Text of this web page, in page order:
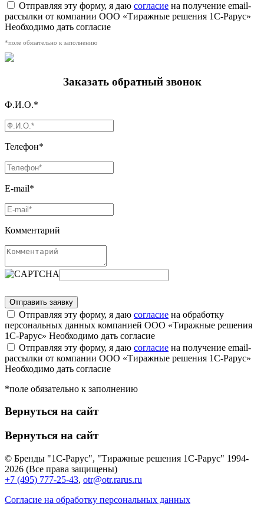
Отправляя эту форму, я даю согласие на получение email-
рассылки от компании ООО «Тиражные решения 1С-Рарус»
Необходимо дать согласие
*поле обязательно к заполнению
Заказать обратный звонок
Ф.И.О.*
Телефон*
E-mail*
Комментарий
Отправляя эту форму, я даю согласие на обработку
персональных данных компанией ООО «Тиражные решения
1С-Рарус» Необходимо дать согласие
Отправляя эту форму, я даю согласие на получение email-
рассылки от компании ООО «Тиражные решения 1С-Рарус»
Необходимо дать согласие
*поле обязательно к заполнению
Вернуться на сайт
Вернуться на сайт
© Бренды "1С-Рарус", "Тиражные решения 1С-Рарус" 1994-
2026 (Все права защищены)
+7 (495) 777-25-43, otr@otr.rarus.ru
Согласие на обработку персональных данных